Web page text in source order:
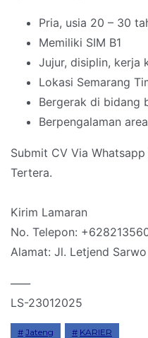
Pria, usia 20 – 30
Memiliki SIM B1
Jujur, disiplin, kerja
Lokasi Semarang
Bergerak di bidang
Berpengalaman
Submit CV Via
Tertera.
Kirim Lamaran
No. Telepon:
Alamat: Jl. Letjend
LS-23012025
Jateng KARIER